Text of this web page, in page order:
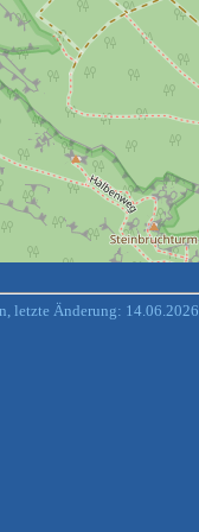
letzte Änderung: 14.06.2026